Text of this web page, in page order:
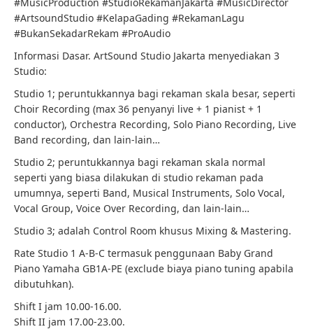
#ArtsoundStudio #KelapaGading #RekamanLagu
#BukanSekadarRekam #ProAudio
Informasi Dasar. ArtSound Studio Jakarta menyediakan 3
Studio:
Studio 1; peruntukkannya bagi rekaman skala besar, seperti
Choir Recording (max 36 penyanyi live + 1 pianist + 1
conductor), Orchestra Recording, Solo Piano Recording, Live
Band recording, dan lain-lain…
Studio 2; peruntukkannya bagi rekaman skala normal
seperti yang biasa dilakukan di studio rekaman pada
umumnya, seperti Band, Musical Instruments, Solo Vocal,
Vocal Group, Voice Over Recording, dan lain-lain…
Studio 3; adalah Control Room khusus Mixing & Mastering.
Rate Studio 1 A-B-C termasuk penggunaan Baby Grand
Piano Yamaha GB1A-PE (exclude biaya piano tuning apabila
dibutuhkan).
Shift I jam 10.00-16.00.
Shift II jam 17.00-23.00.